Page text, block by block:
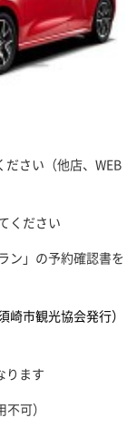
ださい（他店、WEB
ください
ン」の予約確認書を
崎市観光協会発行）
ります
不可）